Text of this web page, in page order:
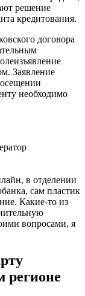
решение
кредитования.
договора
Заявление
необходимо
в отделении
сам пластик
Какие-то из
вопросами, я
регионе